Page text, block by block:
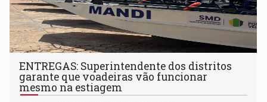
ENTREGAS: Superintendente dos distritos
garante que voadeiras vão funcionar
mesmo na estiagem